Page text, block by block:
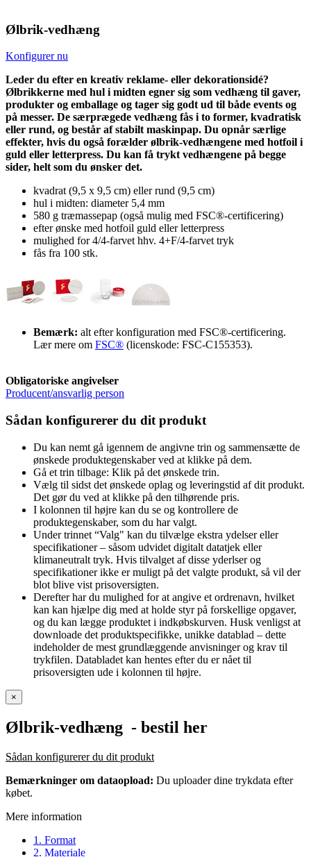
Ølbrik-vedhæng
Konfigurer nu
Leder du efter en kreativ reklame- eller dekorationsidé?
Ølbrikkerne med hul i midten egner sig som vedhæng til gaver,
produkter og emballage og tager sig godt ud til både events og
på messer. De særprægede vedhæng fås i to former, kvadratisk
eller rund, og består af stabilt maskinpap. Du opnår særlige
effekter, hvis du også forælder ølbrik-vedhængene med hotfoil i
guld eller letterpress. Du kan få trykt vedhængene på begge
sider, helt som du ønsker det.
kvadrat (9,5 x 9,5 cm) eller rund (9,5 cm)
hul i midten: diameter 5,4 mm
580 g træmassepap (også mulig med FSC®-certificering)
efter ønske med hotfoil guld eller letterpress
mulighed for 4/4-farvet hhv. 4+F/4-farvet tryk
fås fra 100 stk.
Bemærk: alt efter konfiguration med FSC®-certificering.
Lær mere om FSC® (licenskode: FSC-C155353).
Obligatoriske angivelser
Producent/ansvarlig person
Sådan konfigurerer du dit produkt
Du kan nemt gå igennem de angivne trin og sammensætte de
ønskede produktegenskaber ved at klikke på dem.
Gå et trin tilbage: Klik på det ønskede trin.
Vælg til sidst det ønskede oplag og leveringstid af dit produkt.
Det gør du ved at klikke på den tilhørende pris.
I kolonnen til højre kan du se og kontrollere de
produktegenskaber, som du har valgt.
Under trinnet “Valg" kan du tilvælge ekstra ydelser eller
specifikationer – såsom udvidet digitalt datatjek eller
klimaneutralt tryk. Hvis tilvalget af disse yderlser og
specifikationer ikke er muligt på det valgte produkt, så vil der
blot blive vist prisoversigten.
Derefter har du mulighed for at angive et ordrenavn, hvilket
kan kan hjælpe dig med at holde styr på forskellige opgaver,
og du kan lægge produktet i indkøbskurven. Husk venligst at
downloade det produktspecifikke, unikke datablad – dette
indeholder de mest grundlæggende anvisninger og krav til
trykfilen. Databladet kan hentes efter du er nået til
prisoversigten ude i kolonnen til højre.
×
Ølbrik-vedhæng - bestil her
Sådan konfigurerer du dit produkt
Bemærkninger om dataopload: Du uploader dine trykdata efter
købet.
Mere information
1. Format
2. Materiale